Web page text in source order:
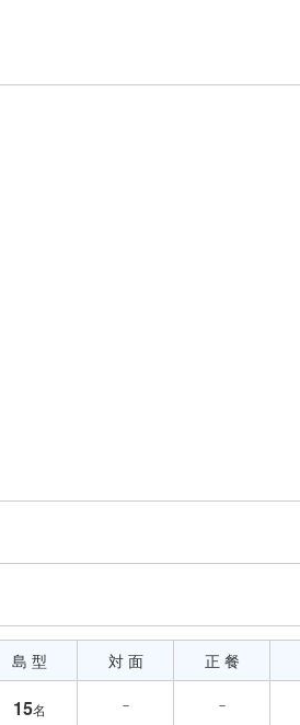
島 型
15名
対 面
－
正 餐
－